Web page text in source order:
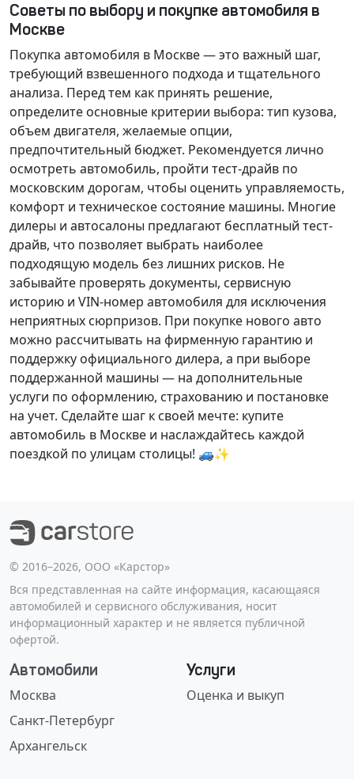
Советы по выбору и покупке автомобиля в
Москве
Покупка автомобиля в Москве — это важный шаг,
требующий взвешенного подхода и тщательного
анализа. Перед тем как принять решение,
определите основные критерии выбора: тип кузова,
объем двигателя, желаемые опции,
предпочтительный бюджет. Рекомендуется лично
осмотреть автомобиль, пройти тест-драйв по
московским дорогам, чтобы оценить управляемость,
комфорт и техническое состояние машины. Многие
дилеры и автосалоны предлагают бесплатный тест-
драйв, что позволяет выбрать наиболее
подходящую модель без лишних рисков. Не
забывайте проверять документы, сервисную
историю и VIN-номер автомобиля для исключения
неприятных сюрпризов. При покупке нового авто
можно рассчитывать на фирменную гарантию и
поддержку официального дилера, а при выборе
поддержанной машины — на дополнительные
услуги по оформлению, страхованию и постановке
на учет. Сделайте шаг к своей мечте: купите
автомобиль в Москве и наслаждайтесь каждой
поездкой по улицам столицы! 🚙✨
©️ 2016–2026, ООО «Карстор»
Вся представленная на сайте информация, касающаяся
автомобилей и сервисного обслуживания, носит
информационный характер и не является публичной
офертой.
Автомобили
Москва
Санкт-Петербург
Архангельск
Услуги
Оценка и выкуп